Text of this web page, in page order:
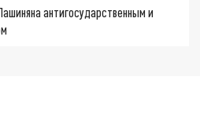
антигосударственным и